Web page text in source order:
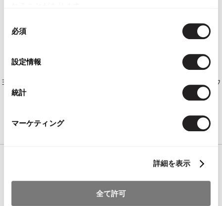
必須
設定情報
統計
マーケティング
詳細を表示
全て許可
ヨウジヤマモトプールオムYohji Yamamoto POUR HOMME ウ
ールギャバハイウエストテーパードパンツ 黒4